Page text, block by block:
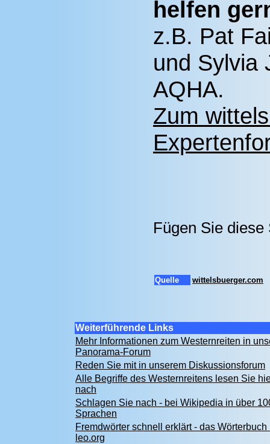
helfen
z.B. Pat
und Sylvia
AQHA.
Zum
Fügen Sie
Quelle wittelsbuerger.com
Weiterführende Links
Mehr Informationen zum Westernreiten in
Panorama-Forum
Reden Sie mit in unserem Diskussionsforum
Alle Begriffe des Westernreitens lesen Sie
nach
Schlagen Sie nach - bei Wikipedia in über
Sprachen
Fremdwörter schnell erklärt - das Wörterbuch
leo.org